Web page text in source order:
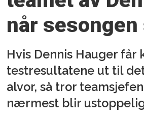
når
Hvis Dennis Hauger får
testresultatene ut til
alvor, så tror
nærmest blir